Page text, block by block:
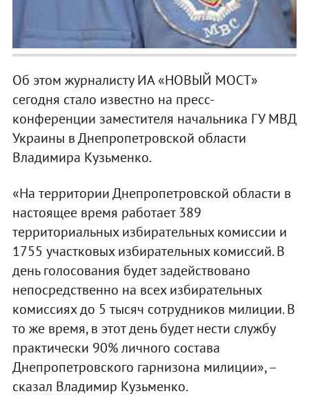
Об этом журналисту ИА «НОВЫЙ МОСТ»
сегодня стало известно на пресс-
конференции заместителя начальника ГУ МВД
Украины в Днепропетровской области
Владимира Кузьменко.
«На территории Днепропетровской области в
настоящее время работает 389
территориальных избирательных комиссии и
1755 участковых избирательных комиссий. В
день голосования будет задействовано
непосредственно на всех избирательных
комиссиях до 5 тысяч сотрудников милиции. В
то же время, в этот день будет нести службу
практически 90% личного состава
Днепропетровского гарнизона милиции», –
сказал Владимир Кузьменко.